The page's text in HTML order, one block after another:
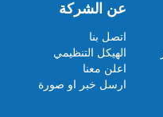
عن الشركة
اتصل بنا
الهيكل التنظيمي
اعلن معنا
ارسل خبر او صورة